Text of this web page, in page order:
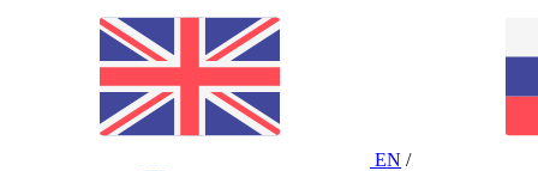
EN /